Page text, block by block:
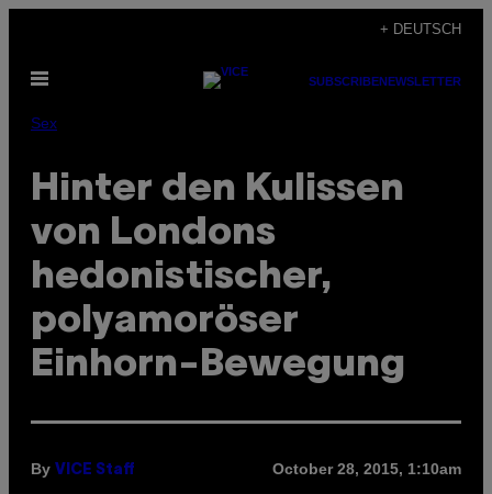
content
+ DEUTSCH
Open
SUBSCRIBENEWSLETTER
Sex
Hinter den Kulissen
von Londons
hedonistischer,
polyamoröser
Einhorn-Bewegung
By VICE Staff October 28, 2015, 1:10am